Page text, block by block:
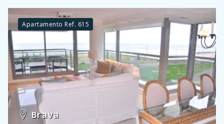
Posee dependencia de servicio en planta baja en el
edificio. Cochera. Amenities: Servicio de limpieza diario.
Wifi de alta velocidad. Laundry, SUM y GYM. consulte por
más información!
Apartamento Ref. 615
Brava